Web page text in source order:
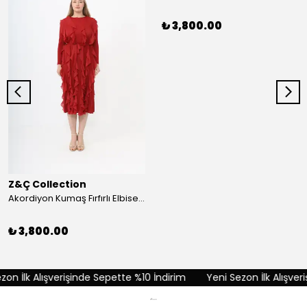
Z&Ç Collection
Akordiyon Kumaş Fırfırlı Elbise - Kırmızı
₺ 3,800.00
₺ 3,800.00
İlk Alışverişinde Sepette %10 İndirim Yeni Sezon İlk